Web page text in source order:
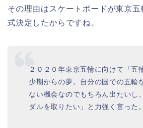
その理由はスケートボードが東京
式決定したからですね。
２０２０年東京五輪に向けて「五
少期からの夢。自分の国での五輪
ない機会なのでもちろん出たいし
ダルを取りたい」と力強く言った。